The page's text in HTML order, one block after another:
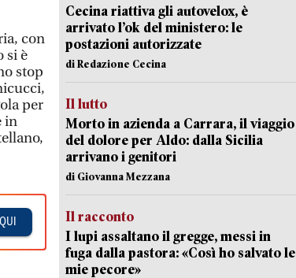
con
si è
stop
per
in
Cecina riattiva gli autovelox, è
arrivato l’ok del ministero: le
postazioni autorizzate
di Redazione Cecina
Il lutto
Morto in azienda a Carrara, il viaggio
del dolore per Aldo: dalla Sicilia
arrivano i genitori
di Giovanna Mezzana
Il racconto
I lupi assaltano il gregge, messi in
fuga dalla pastora: «Così ho salvato le
mie pecore»